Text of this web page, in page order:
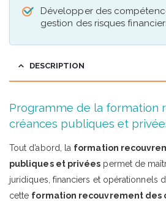
Développer des
gestion des risques
DESCRIPTION
Programme de la formation
créances publiques et
Tout d’abord, la formation
publiques et privées permet de
juridiques, financiers et opérationnels
cette formation recouvrement des